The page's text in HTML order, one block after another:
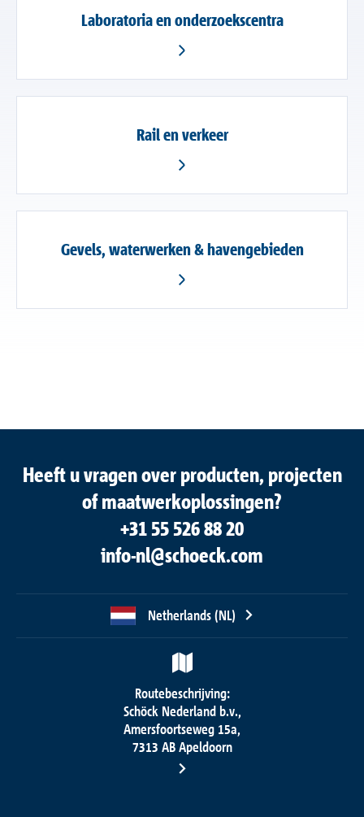
Laboratoria en onderzoekscentra
Rail en verkeer
Gevels, waterwerken & havengebieden
Heeft u vragen over producten, projecten
of maatwerkoplossingen?
+31 55 526 88 20
info-nl@schoeck.com
Netherlands (NL)
Routebeschrijving:
Schöck Nederland b.v.,
Amersfoortseweg 15a,
7313 AB Apeldoorn